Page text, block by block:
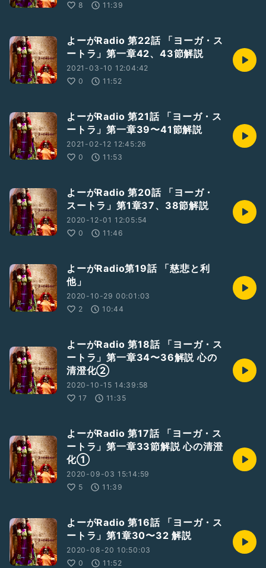
8
11:39
よーがRadio 第22話 「ヨーガ・ス
ートラ」第一章42、43節解説
2021-03-10 12:04:42
0
11:52
よーがRadio 第21話 「ヨーガ・ス
ートラ」第一章39〜41節解説
2021-02-12 12:45:26
0
11:53
よーがRadio 第20話 「ヨーガ・
スートラ」第1章37、38節解説
2020-12-01 12:05:54
0
11:46
よーがRadio第19話 「慈悲と利
他」
2020-10-29 00:01:03
2
10:44
よーがRadio 第18話 「ヨーガ・ス
ートラ」第一章34〜36解説 心の
清澄化②
2020-10-15 14:39:58
17
11:35
よーがRadio 第17話 「ヨーガ・ス
ートラ」第一章33節解説 心の清澄
化①
2020-09-03 15:14:59
5
11:39
よーがRadio 第16話 「ヨーガ・ス
ートラ」第1章30〜32 解説
2020-08-20 10:50:03
0
11:52